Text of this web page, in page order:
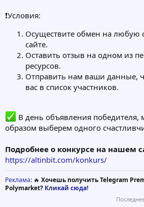
❗️Условия:
Осуществите обмен на любую
сайте.
Оставить отзыв на одном из
ресурсов.
Отправить нам ваши данные,
вас в список участников.
В день объявления
образом выберем одного
Подробнее о конкурсе на нашем
https://altinbit.com/konkurs/
Реклама: 🔥 Хочешь получить Telegram
Polymarket? Кликай сюда!